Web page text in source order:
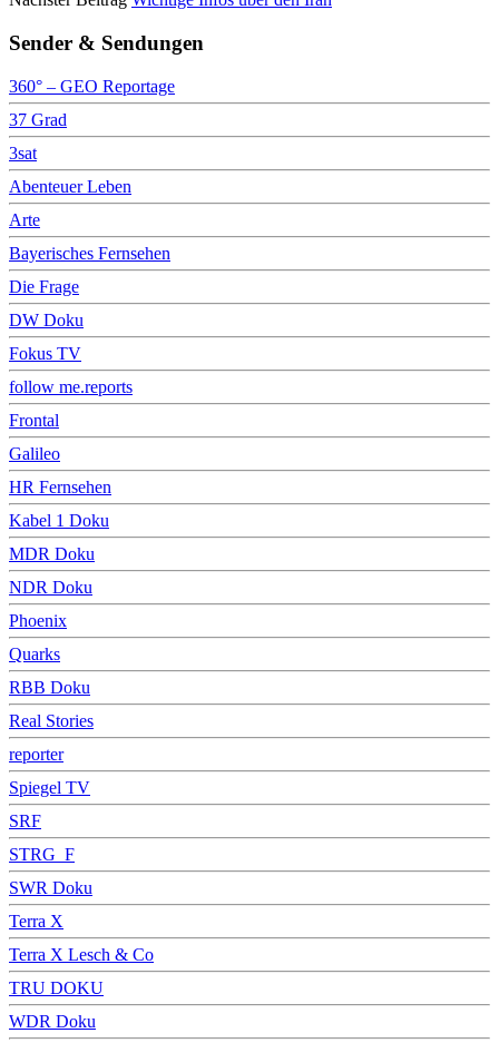
Sender & Sendungen
360° – GEO Reportage
37 Grad
3sat
Abenteuer Leben
Arte
Bayerisches Fernsehen
Die Frage
DW Doku
Fokus TV
follow me.reports
Frontal
Galileo
HR Fernsehen
Kabel 1 Doku
MDR Doku
NDR Doku
Phoenix
Quarks
RBB Doku
Real Stories
reporter
Spiegel TV
SRF
STRG_F
SWR Doku
Terra X
Terra X Lesch & Co
TRU DOKU
WDR Doku